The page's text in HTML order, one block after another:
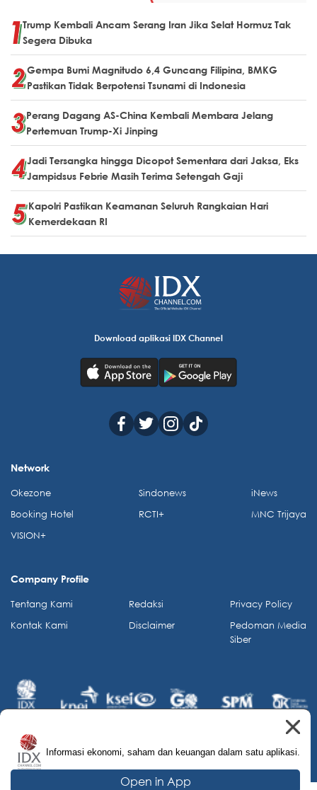
Trump Kembali Ancam Serang Iran Jika Selat Hormuz Tak
Segera Dibuka
Gempa Bumi Magnitudo 6,4 Guncang Filipina, BMKG
Pastikan Tidak Berpotensi Tsunami di Indonesia
Perang Dagang AS-China Kembali Membara Jelang
Pertemuan Trump-Xi Jinping
Jadi Tersangka hingga Dicopot Sementara dari Jaksa, Eks
Jampidsus Febrie Masih Terima Setengah Gaji
Kapolri Pastikan Keamanan Seluruh Rangkaian Hari
Kemerdekaan RI
Informasi ekonomi, saham dan keuangan dalam satu aplikasi.
Open in App
Download aplikasi IDX Channel
Network
Okezone
Booking Hotel
VISION+
Sindonews
RCTI+
iNews
MNC Trijaya
Company Profile
Tentang Kami
Kontak Kami
Redaksi
Disclaimer
Privacy Policy
Pedoman Media
Siber
© 2026 IDX Channel. All Rights Reserved.